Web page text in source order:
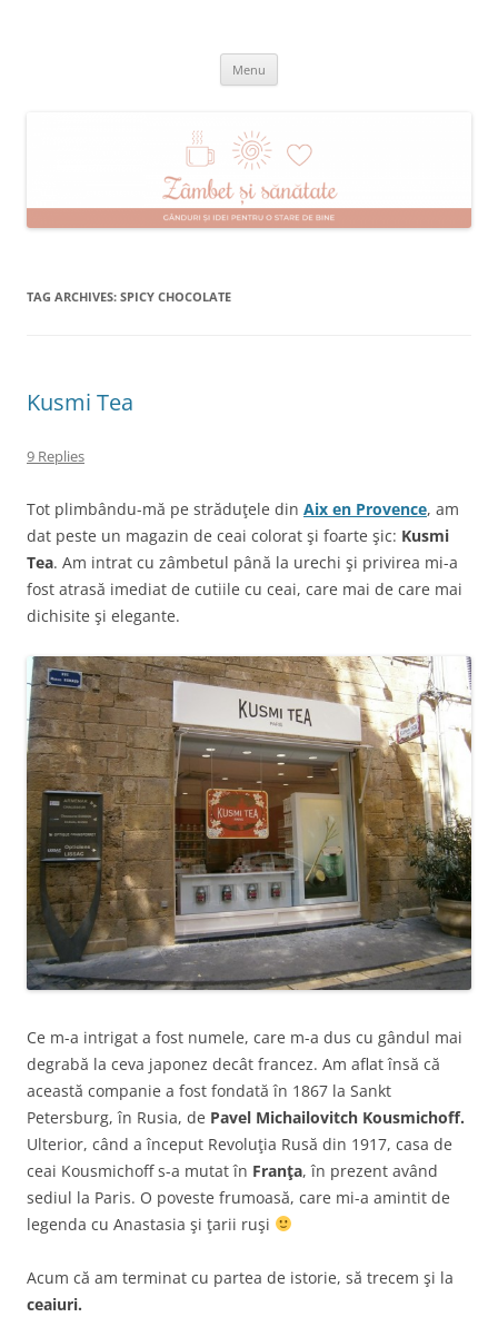
Menu
TAG ARCHIVES: SPICY CHOCOLATE
Kusmi Tea
9 Replies
Tot plimbându-mă pe străduţele din Aix en Provence, am
dat peste un magazin de ceai colorat şi foarte şic: Kusmi
Tea. Am intrat cu zâmbetul până la urechi şi privirea mi-a
fost atrasă imediat de cutiile cu ceai, care mai de care mai
dichisite şi elegante.
Ce m-a intrigat a fost numele, care m-a dus cu gândul mai
degrabă la ceva japonez decât francez. Am aflat însă că
această companie a fost fondată în 1867 la Sankt
Petersburg, în Rusia, de Pavel Michailovitch Kousmichoff.
Ulterior, când a început Revoluţia Rusă din 1917, casa de
ceai Kousmichoff s-a mutat în Franţa, în prezent având
sediul la Paris. O poveste frumoasă, care mi-a amintit de
legenda cu Anastasia şi ţarii ruşi
Acum că am terminat cu partea de istorie, să trecem şi la
ceaiuri.